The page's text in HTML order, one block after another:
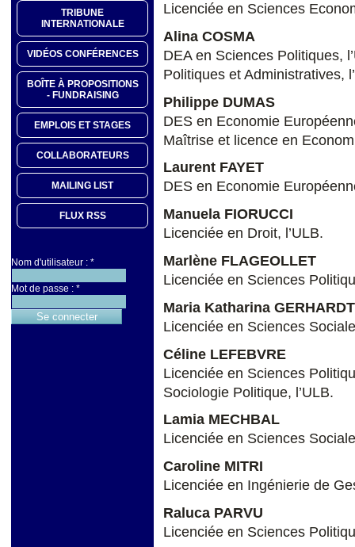
TRIBUNE
INTERNATIONALE
VIDÉOS CONFÉRENCES
BOÎTE À PROPOSITIONS
- FUNDRAISING
EMPLOIS ET STAGES
COLLABORATEURS
MAILING LIST
FLUX RSS
Nom d'utilisateur : *
Mot de passe : *
Licenciée en Sciences
Alina COSMA
DEA en Sciences Politiques,
Politiques et Administratives,
Philippe DUMAS
DES en Economie
Maîtrise et licence en
Laurent FAYET
DES en Economie
Manuela FIORUCCI
Licenciée en Droit, l’ULB.
Marlène FLAGEOLLET
Licenciée en Sciences
Maria Katharina GERHARDT
Licenciée en Sciences
Céline LEFEBVRE
Licenciée en Sciences
Sociologie Politique, l’ULB.
Lamia MECHBAL
Licenciée en Sciences
Caroline MITRI
Licenciée en Ingénierie de
Raluca PARVU
Licenciée en Sciences